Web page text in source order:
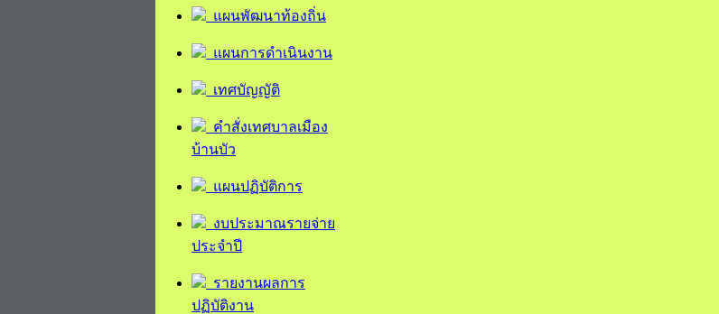
แผนพัฒนาท้องถิ่น
แผนการดำเนินงาน
เทศบัญญัติ
คำสั่งเทศบาลเมือง
บ้านบัว
แผนปฏิบัติการ
งบประมาณรายจ่าย
ประจำปี
รายงานผลการ
ปฏิบัติงาน